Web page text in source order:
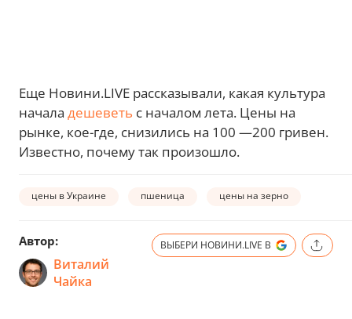
Еще Новини.LIVE рассказывали, какая культура
начала дешеветь с началом лета. Цены на
рынке, кое-где, снизились на 100 —200 гривен.
Известно, почему так произошло.
цены в Украине пшеница цены на зерно
Автор:
Виталий
Чайка
ВЫБЕРИ НОВИНИ.LIVE В